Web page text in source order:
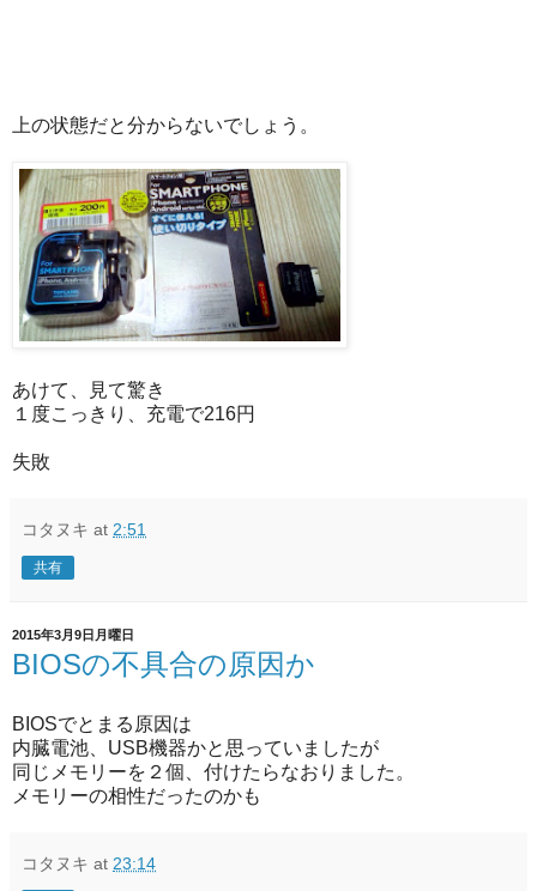
上の状態だと分からないでしょう。
あけて、見て驚き
１度こっきり、充電で216円
失敗
コタヌキ at 2:51
共有
2015年3月9日月曜日
BIOSの不具合の原因か
BIOSでとまる原因は
内臓電池、USB機器かと思っていましたが
同じメモリーを２個、付けたらなおりました。
メモリーの相性だったのかも
コタヌキ at 23:14